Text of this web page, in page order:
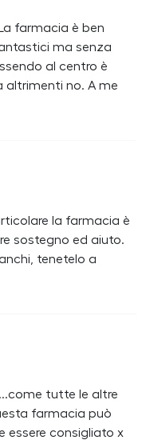
farmacia è ben
ma senza
al centro è
altrimenti no. A me
la farmacia è
sostegno ed aiuto.
tenetelo a
tutte le altre
farmacia può
essere consigliato x